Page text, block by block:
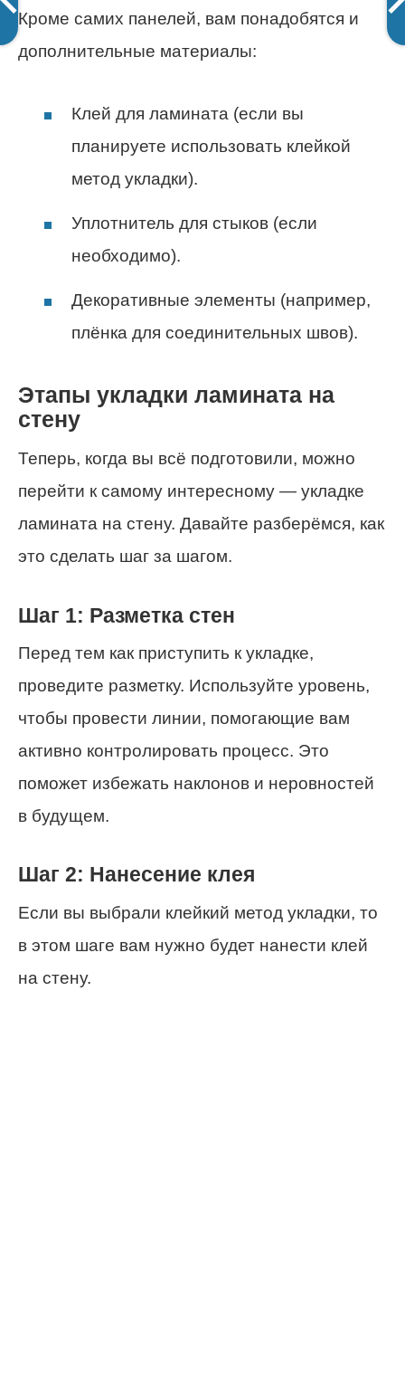
Кроме самих панелей, вам понадобятся и
дополнительные материалы:
Клей для ламината (если вы
планируете использовать клейкой
метод укладки).
Уплотнитель для стыков (если
необходимо).
Декоративные элементы (например,
плёнка для соединительных швов).
Этапы укладки ламината на
стену
Теперь, когда вы всё подготовили, можно
перейти к самому интересному — укладке
ламината на стену. Давайте разберёмся, как
это сделать шаг за шагом.
Шаг 1: Разметка стен
Перед тем как приступить к укладке,
проведите разметку. Используйте уровень,
чтобы провести линии, помогающие вам
активно контролировать процесс. Это
поможет избежать наклонов и неровностей
в будущем.
Шаг 2: Нанесение клея
Если вы выбрали клейкий метод укладки, то
в этом шаге вам нужно будет нанести клей
на стену.